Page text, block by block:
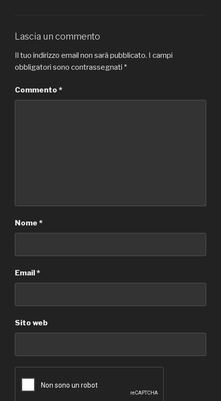
Lascia un commento
Il tuo indirizzo email non sarà pubblicato. I campi
obbligatori sono contrassegnati *
Commento *
Nome *
Email*
Sito web